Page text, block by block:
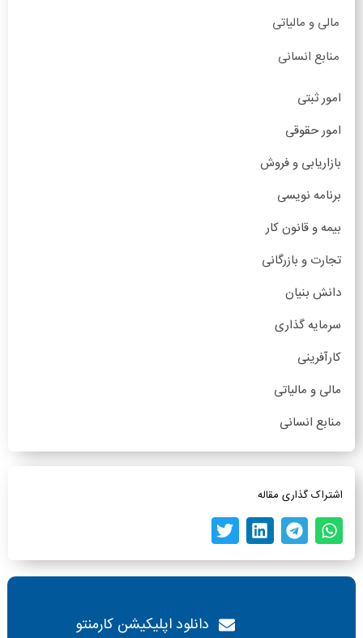
مالی و مالیاتی
منابع انسانی
امور ثبتی
امور حقوقی
بازاریابی و فروش
برنامه نویسی
بیمه و قانون کار
تجارت و بازرگانی
دانش بنیان
سرمایه گذاری
کارآفرینی
مالی و مالیاتی
منابع انسانی
اشتراک گذاری مقاله
دانلود اپلیکیشن کارمنتو